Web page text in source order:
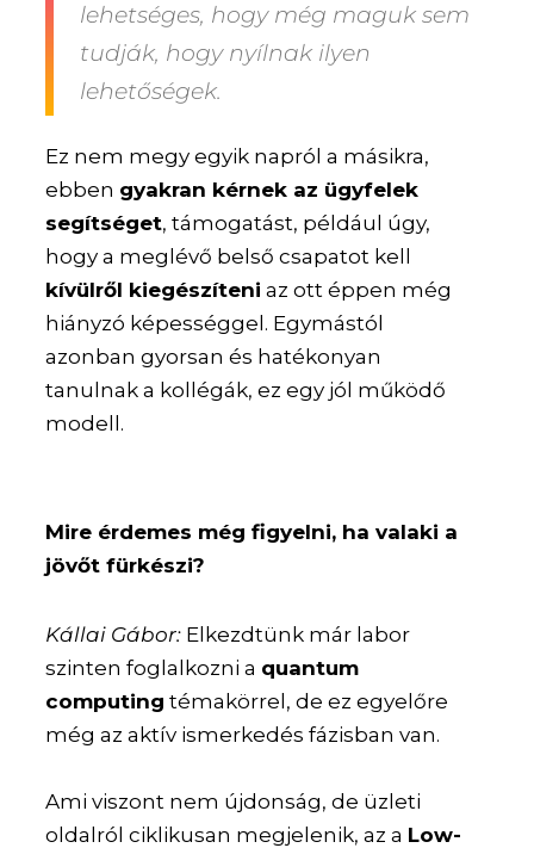
lehetséges, hogy még maguk sem
tudják, hogy nyílnak ilyen
lehetőségek.
Ez nem megy egyik napról a másikra,
ebben gyakran kérnek az ügyfelek
segítséget, támogatást, például úgy,
hogy a meglévő belső csapatot kell
kívülről kiegészíteni az ott éppen még
hiányzó képességgel. Egymástól
azonban gyorsan és hatékonyan
tanulnak a kollégák, ez egy jól működő
modell.
Mire érdemes még figyelni, ha valaki a
jövőt fürkészi?
Kállai Gábor: Elkezdtünk már labor
szinten foglalkozni a quantum
computing témakörrel, de ez egyelőre
még az aktív ismerkedés fázisban van.
Ami viszont nem újdonság, de üzleti
oldalról ciklikusan megjelenik, az a Low-